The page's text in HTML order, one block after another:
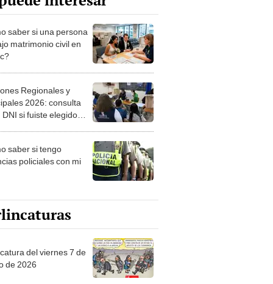
saber si una persona
matrimonio civil en
Regionales y
2026: consulta
DNI si fuiste elegido
saber si tengo
policiales con mi
del viernes 7 de
de 2026